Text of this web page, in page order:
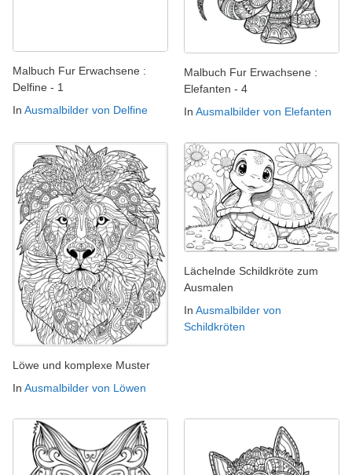
Malbuch Fur Erwachsene :
Delfine - 1
In Ausmalbilder von Delfine
Malbuch Fur Erwachsene :
Elefanten - 4
In Ausmalbilder von Elefanten
Löwe und komplexe Muster
In Ausmalbilder von Löwen
Lächelnde Schildkröte zum
Ausmalen
In Ausmalbilder von
Schildkröten